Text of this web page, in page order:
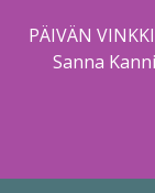
PÄIVÄN
Sanna